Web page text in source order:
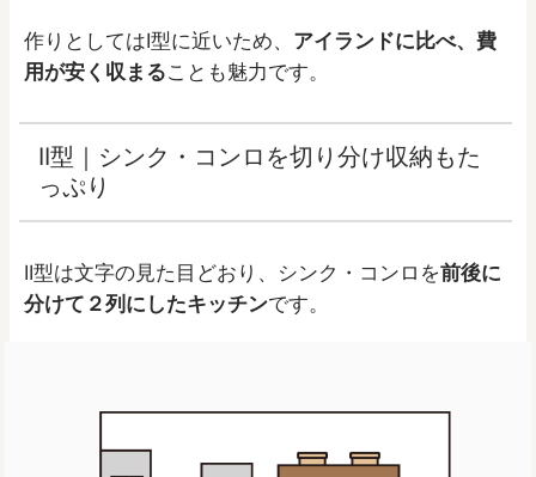
作りとしてはI型に近いため、 アイランドに比べ、費
用が安く収まることも魅力です。
II型｜シンク・コンロを切り分け収納もた
っぷり
II型は文字の見た目どおり、シンク・コンロを前後に
分けて２列にしたキッチンです。